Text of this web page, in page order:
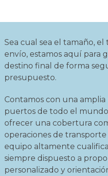
Sea cual sea el tamaño,
envío, estamos aquí para
destino final de forma
presupuesto.
Contamos con una
puertos de todo el
ofrecer una cobertura
operaciones de
equipo altamente
siempre dispuesto a
personalizado y